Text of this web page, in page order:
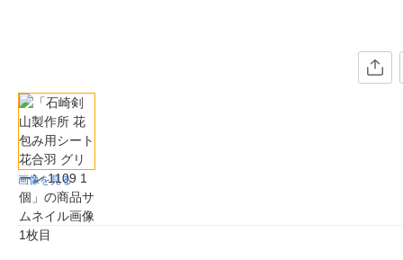
画像を見る